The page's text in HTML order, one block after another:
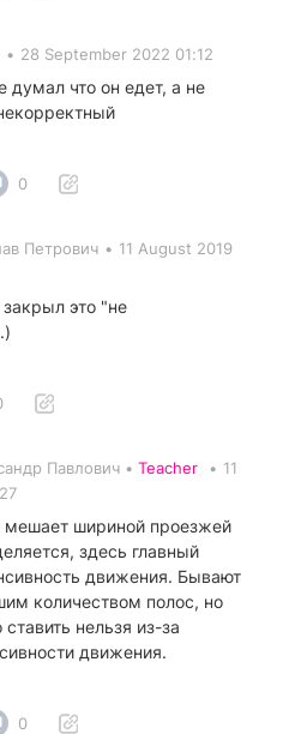
• 28 September 2022 01:12
думал что он едет, а не
0
Петрович • 11 August 2019
это "не
Павлович • Teacher • 11
мешает шириной проезжей
здесь главный
движения. Бывают
количеством полос, но
нельзя из-за
движения.
0